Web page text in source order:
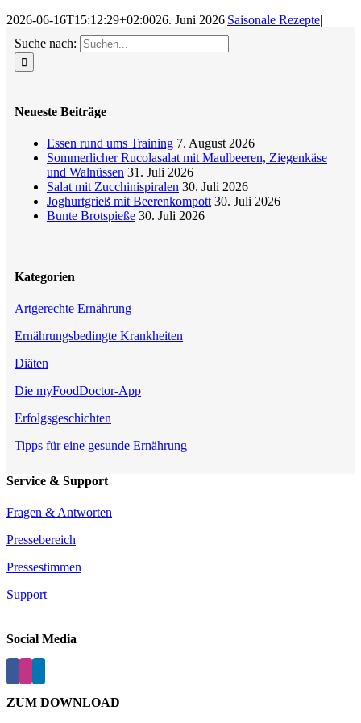
2026-06-16T15:12:29+02:0026. Juni 2026|Saisonale Rezepte|
Suche nach:
Neueste Beiträge
Essen rund ums Training 7. August 2026
Sommerlicher Rucolasalat mit Maulbeeren, Ziegenkäse
und Walnüssen 31. Juli 2026
Salat mit Zucchinispiralen 30. Juli 2026
Joghurtgrieß mit Beerenkompott 30. Juli 2026
Bunte Brotspieße 30. Juli 2026
Kategorien
Artgerechte Ernährung
Ernährungsbedingte Krankheiten
Diäten
Die myFoodDoctor-App
Erfolgsgeschichten
Tipps für eine gesunde Ernährung
Service & Support
Fragen & Antworten
Pressebereich
Pressestimmen
Support
Social Media
ZUM DOWNLOAD